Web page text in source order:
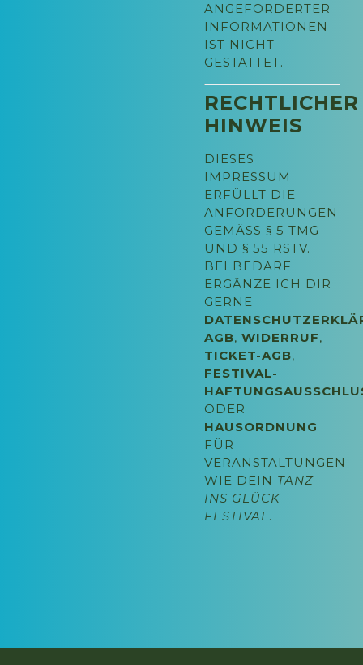
ANGEFORDERTER
INFORMATIONEN
IST NICHT
GESTATTET.
RECHTLICHER
HINWEIS
DIESES
IMPRESSUM
ERFÜLLT DIE
ANFORDERUNGEN
GEMÄSS § 5 TMG U
ND § 55 RSTV.
BEI BEDARF
ERGÄNZE ICH DIR
GERNE
AGB, WIDERRUF,
TICKET-AGB,
FESTIVAL-
ODER
HAUSORDNUNG
FÜR
VERANSTALTUNGEN
WIE DEIN TANZ
INS GLÜCK
FESTIVAL .